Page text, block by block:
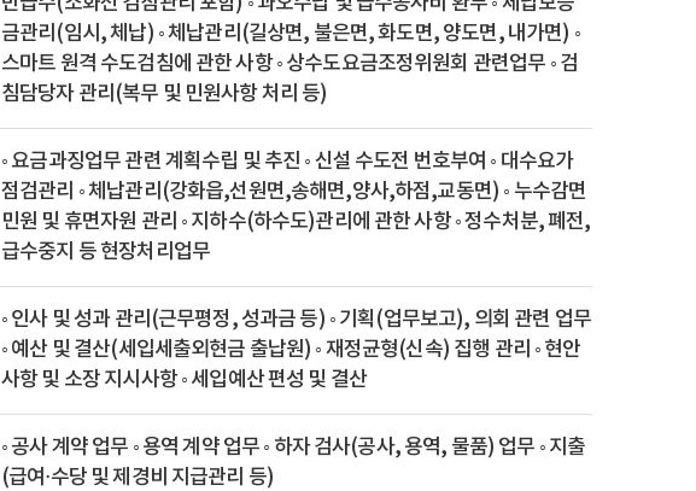
금관리(임시, 체납) ◦ 체납관리(길상면, 불은면, 화도면, 양도면, 내가면) ◦
스마트 원격 수도검침에 관한 사항 ◦ 상수도요금조정위원회 관련업무 ◦ 검
침담당자 관리(복무 및 민원사항 처리 등)
◦ 요금과징업무 관련 계획수립 및 추진 ◦ 신설 수도전 번호부여 ◦ 대수요가
점검관리 ◦ 체납관리(강화읍,선원면,송해면,양사,하점,교동면) ◦ 누수감면
민원 및 휴면자원 관리 ◦ 지하수(하수도)관리에 관한 사항 ◦ 정수처분, 폐전,
급수중지 등 현장처리업무
◦ 인사 및 성과 관리(근무평정, 성과금 등) ◦ 기획(업무보고), 의회 관련 업무
◦ 예산 및 결산(세입세출외현금 출납원) ◦ 재정균형(신속) 집행 관리 ◦ 현안
사항 및 소장 지시사항 ◦ 세입예산 편성 및 결산
◦ 공사 계약 업무 ◦ 용역 계약 업무 ◦ 하자 검사(공사, 용역, 물품) 업무 ◦ 지출
(급여⋅수당 및 제경비 지급관리 등)